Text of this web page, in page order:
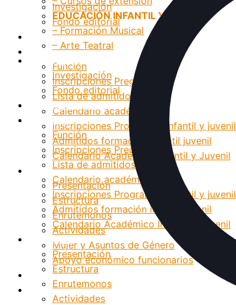
Investigación
Fondo editorial
Grupos Artísticos
Registro
Función
Inscripciones Pregrado
Lista de admitidos
Calendario académico
Inscripciones Programas infantil y juvenil
Admitidos formación infantil juvenil
Calendario Académico Infantil y Juvenil
Bienestar
Presentación
Estructura
Enrutemonos
Actividades
Mujer y Asuntos de Género
Apoyo económico funcionarios
Internacionalización
Patrimonio
EDUCACIÓN INFANTIL Y JUVENIL
– Formación Musical
– Arte Teatral
Investigación
Investigación
Fondo editorial
Grupos Artísticos
Registro
Función
Inscripciones Pregrado
Lista de admitidos
Calendario académico
Inscripciones Programas infantil y juvenil
Admitidos formación infantil juvenil
Calendario Académico Infantil y Juvenil
Bienestar
Presentación
Estructura
Enrutemonos
Actividades